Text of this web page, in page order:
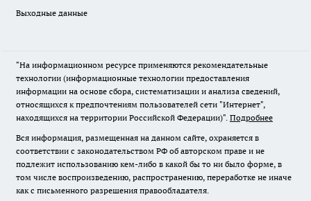
Выходные данные
"На информационном ресурсе применяются рекомендательные
технологии (информационные технологии предоставления
информации на основе сбора, систематизации и анализа сведений,
относящихся к предпочтениям пользователей сети "Интернет",
находящихся на территории Российской Федерации)". Подробнее
Вся информация, размещенная на данном сайте, охраняется в
соответствии с законодательством РФ об авторском праве и не
подлежит использованию кем-либо в какой бы то ни было форме, в
том числе воспроизведению, распространению, переработке не иначе
как с письменного разрешения правообладателя.